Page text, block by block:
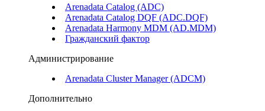
Arenadata Catalog (ADC)
Arenadata Catalog DQF (ADС.DQF)
Arenadata Harmony MDM (AD.MDM)
Гражданский фактор
Администрирование
Arenadata Cluster Manager (ADCM)
Дополнительно